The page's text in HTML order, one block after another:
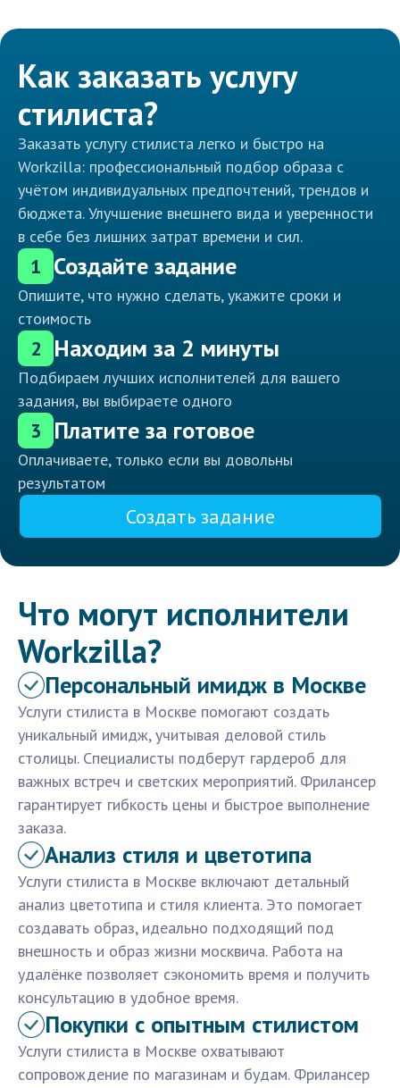
Как заказать услугу
стилиста?
Заказать услугу стилиста легко и быстро на
Workzilla: профессиональный подбор образа с
учётом индивидуальных предпочтений, трендов и
бюджета. Улучшение внешнего вида и уверенности
в себе без лишних затрат времени и сил.
1 Создайте задание
Опишите, что нужно сделать, укажите сроки и
стоимость
2 Находим за 2 минуты
Подбираем лучших исполнителей для вашего
задания, вы выбираете одного
3 Платите за готовое
Оплачиваете, только если вы довольны
результатом
Создать задание
Что могут исполнители
Workzilla?
Персональный имидж в Москве
Услуги стилиста в Москве помогают создать
уникальный имидж, учитывая деловой стиль
столицы. Специалисты подберут гардероб для
важных встреч и светских мероприятий. Фрилансер
гарантирует гибкость цены и быстрое выполнение
заказа.
Анализ стиля и цветотипа
Услуги стилиста в Москве включают детальный
анализ цветотипа и стиля клиента. Это помогает
создавать образ, идеально подходящий под
внешность и образ жизни москвича. Работа на
удалёнке позволяет сэкономить время и получить
консультацию в удобное время.
Покупки с опытным стилистом
Услуги стилиста в Москве охватывают
сопровождение по магазинам и будам. Фрилансер